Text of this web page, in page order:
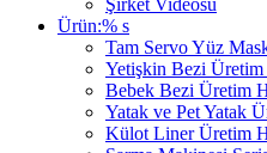
Şirket Videosu
Ürün:% s
Tam Servo Yüz
Yetişkin Bezi Üretim
Bebek Bezi Üretim
Yatak ve Pet Yatak
Külot Liner Üretim